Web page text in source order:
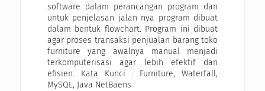
software dalam perancangan program dan
untuk penjelasan jalan nya program dibuat
dalam bentuk flowchart. Program ini dibuat
agar proses transaksi penjualan barang toko
furniture yang awalnya manual menjadi
terkomputerisasi agar lebih efektif dan
efisien. Kata Kunci : Furniture, Waterfall,
MySQL, Java NetBaens